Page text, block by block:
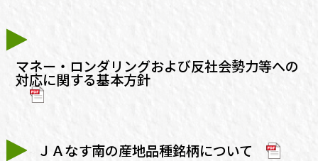
マネー・ロンダリングおよび反社会勢力等への
対応に関する基本方針
ＪＡなす南の産地品種銘柄について